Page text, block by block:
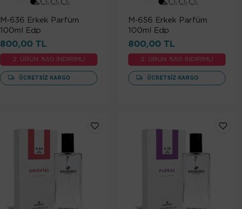
M-636 Erkek Parfüm
100ml Edp
800,00 TL
2. ÜRÜN %50 İNDİRİMLİ
ÜCRETSIZ KARGO
M-656 Erkek Parfüm
100ml Edp
800,00 TL
2. ÜRÜN %50 İNDİRİMLİ
ÜCRETSIZ KARGO